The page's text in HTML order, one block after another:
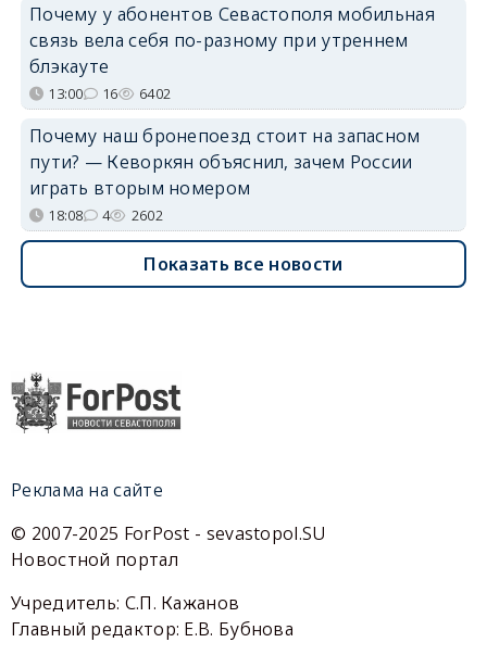
Почему у абонентов Севастополя мобильная
связь вела себя по-разному при утреннем
блэкауте
13:00 16 6402
Почему наш бронепоезд стоит на запасном
пути? — Кеворкян объяснил, зачем России
играть вторым номером
18:08 4 2602
Показать все новости
Реклама на сайте
© 2007-2025 ForPost - sevastopol.SU
Новостной портал
Учредитель: С.П. Кажанов
Главный редактор: Е.В. Бубнова